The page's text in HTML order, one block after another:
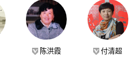
陈洪霞 付清超